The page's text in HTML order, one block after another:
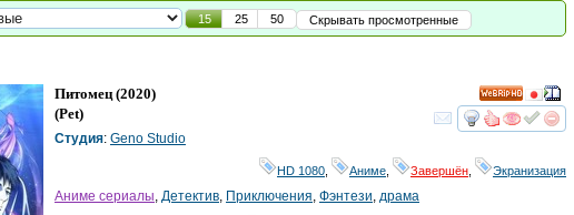
15 25 50 Скрывать просмотренные
смотреть
HD
Питомец(2020)
(Pet)
Студия: Geno Studio
HD 1080 Аниме Завершён Экранизация
Аниме сериалы, Детектив, Приключения, Фэнтези, драма